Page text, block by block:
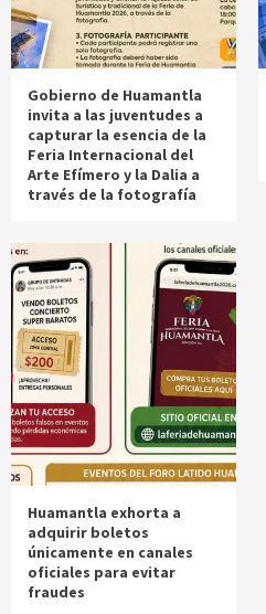
Gobierno de Huamantla
invita a las juventudes a
capturar la esencia de la
Feria Internacional del
Arte Efímero y la Dalia a
través de la fotografía
Huamantla exhorta a
adquirir boletos
únicamente en canales
oficiales para evitar
fraudes